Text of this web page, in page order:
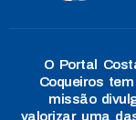
O Portal
Coqueiros
missão
valorizar uma